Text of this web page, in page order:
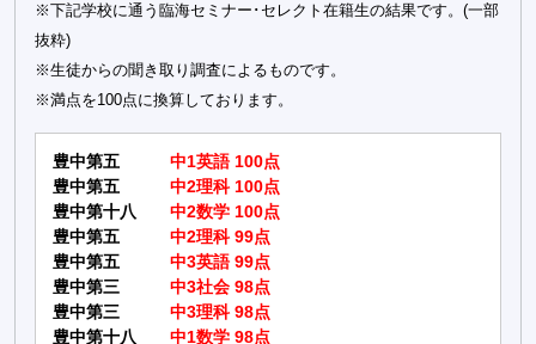
※下記学校に通う臨海セミナー･セレクト在籍生の結果です。(一部
抜粋)
※生徒からの聞き取り調査によるものです。
※満点を100点に換算しております。
豊中第五
中1英語 100点
豊中第五
中2理科 100点
豊中第十八
中2数学 100点
豊中第五
中2理科 99点
豊中第五
中3英語 99点
豊中第三
中3社会 98点
豊中第三
中3理科 98点
豊中第十八
中1数学 98点